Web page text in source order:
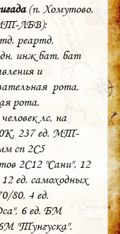
(п. Хомутово,
МТ-ЛБВ):
реартд,
инж бат, бат
и
рота,
рота,
лс, на
237 ед. МТ-
сп 2С5
2С12 "Сани", 12
ед. самоходных
80, 4 ед.
6 ед. БМ
"Тунгуска".